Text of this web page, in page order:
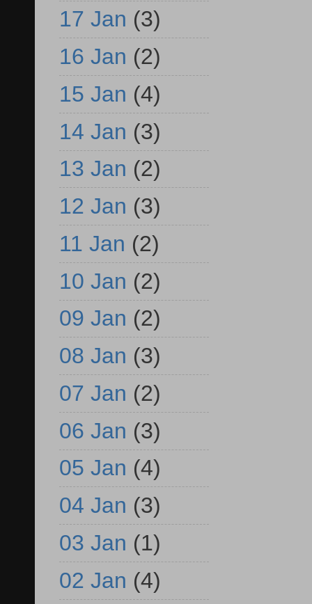
17 Jan (3)
16 Jan (2)
15 Jan (4)
14 Jan (3)
13 Jan (2)
12 Jan (3)
11 Jan (2)
10 Jan (2)
09 Jan (2)
08 Jan (3)
07 Jan (2)
06 Jan (3)
05 Jan (4)
04 Jan (3)
03 Jan (1)
02 Jan (4)